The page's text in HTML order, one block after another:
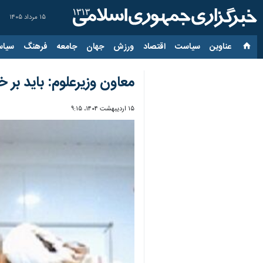
۱۵ مرداد ۱۴۰۵
عناوین‌ سیاست اقتصاد ورزش جهان جامعه فرهنگ
معاون وزیرعلوم: باید
۱۵ اردیبهشت ۱۴۰۴، ۹:۱۵